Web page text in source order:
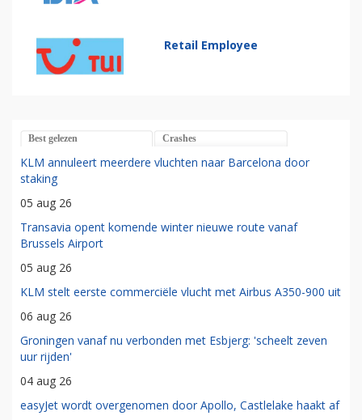
Retail Employee
Best gelezen Crashes
KLM annuleert meerdere vluchten naar Barcelona door
staking
05 aug 26
Transavia opent komende winter nieuwe route vanaf
Brussels Airport
05 aug 26
KLM stelt eerste commerciële vlucht met Airbus A350-900 uit
06 aug 26
Groningen vanaf nu verbonden met Esbjerg: 'scheelt zeven
uur rijden'
04 aug 26
easyJet wordt overgenomen door Apollo, Castlelake haakt af